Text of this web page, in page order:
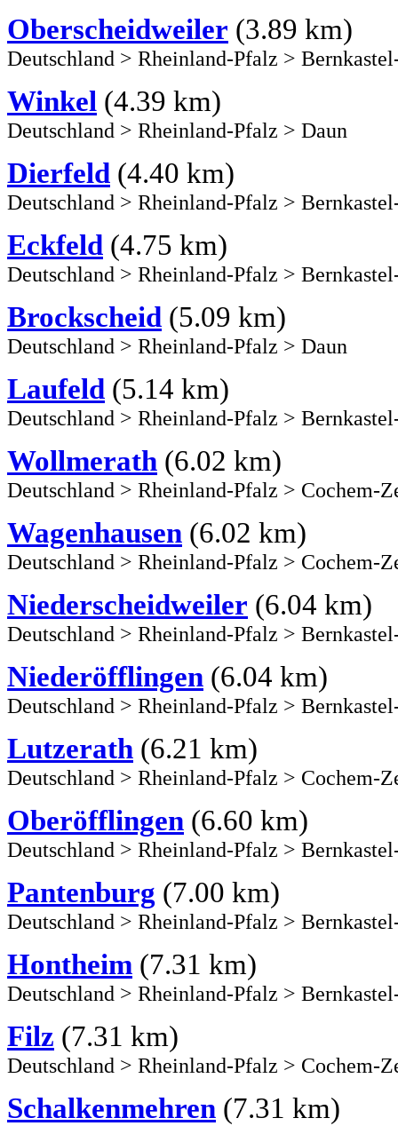
Oberscheidweiler (3.89 km)
Deutschland > Rheinland-Pfalz >
Winkel (4.39 km)
Deutschland > Rheinland-Pfalz > Daun
Dierfeld (4.40 km)
Deutschland > Rheinland-Pfalz >
Eckfeld (4.75 km)
Deutschland > Rheinland-Pfalz >
Brockscheid (5.09 km)
Deutschland > Rheinland-Pfalz > Daun
Laufeld (5.14 km)
Deutschland > Rheinland-Pfalz >
Wollmerath (6.02 km)
Deutschland > Rheinland-Pfalz > Cochem-
Wagenhausen (6.02 km)
Deutschland > Rheinland-Pfalz > Cochem-
Niederscheidweiler (6.04 km)
Deutschland > Rheinland-Pfalz >
Niederöfflingen (6.04 km)
Deutschland > Rheinland-Pfalz >
Lutzerath (6.21 km)
Deutschland > Rheinland-Pfalz > Cochem-
Oberöfflingen (6.60 km)
Deutschland > Rheinland-Pfalz >
Pantenburg (7.00 km)
Deutschland > Rheinland-Pfalz >
Hontheim (7.31 km)
Deutschland > Rheinland-Pfalz >
Filz (7.31 km)
Deutschland > Rheinland-Pfalz > Cochem-
Schalkenmehren (7.31 km)